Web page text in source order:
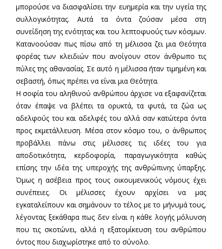
μπορούσε να διασφαλίσει την ευημερία και την υγεία της
συλλογικότητας. Αυτά τα όντα ζούσαν μέσα στη
συνείδηση της ενότητας και του λεπτοφυούς των κόσμων.
Κατανοούσαν πως πίσω από τη μέλισσα ζει μια Θεότητα
φορέας των κλειδιών που ανοίγουν στον άνθρωπο τις
πύλες της αθανασίας. Σε αυτό η μέλισσα ήταν τιμημένη και
σεβαστή, όπως πρέπει να είναι μια Θεότητα.
Η σοφία του αληθινού ανθρώπου άρχισε να εξαφανίζεται
όταν έπαψε να βλέπει τα ορυκτά, τα φυτά, τα ζώα ως
αδελφούς του και αδελφές του αλλά σαν κατώτερα όντα
προς εκμετάλλευση. Μέσα στον κόσμο του, ο άνθρωπος
προβάλλει πάνω στις μέλισσες τις ιδέες του για
αποδοτικότητα, κερδοφορία, παραγωγικότητα καθώς
επίσης την ιδέα της υπεροχής της ανθρώπινης ύπαρξης.
Όμως η ασέβεια προς τους οικουμενικούς νόμους έχει
συνέπειες. Οι μέλισσες έχουν αρχίσει να μας
εγκαταλείπουν και σημάνουν το τέλος με το μήνυμά τους,
λέγοντας ξεκάθαρα πως δεν είναι η κάθε λογής μόλυνση
που τις σκοτώνει, αλλά η εξατομίκευση του ανθρώπου
όντος που διαχωρίστηκε από το σύνολο.